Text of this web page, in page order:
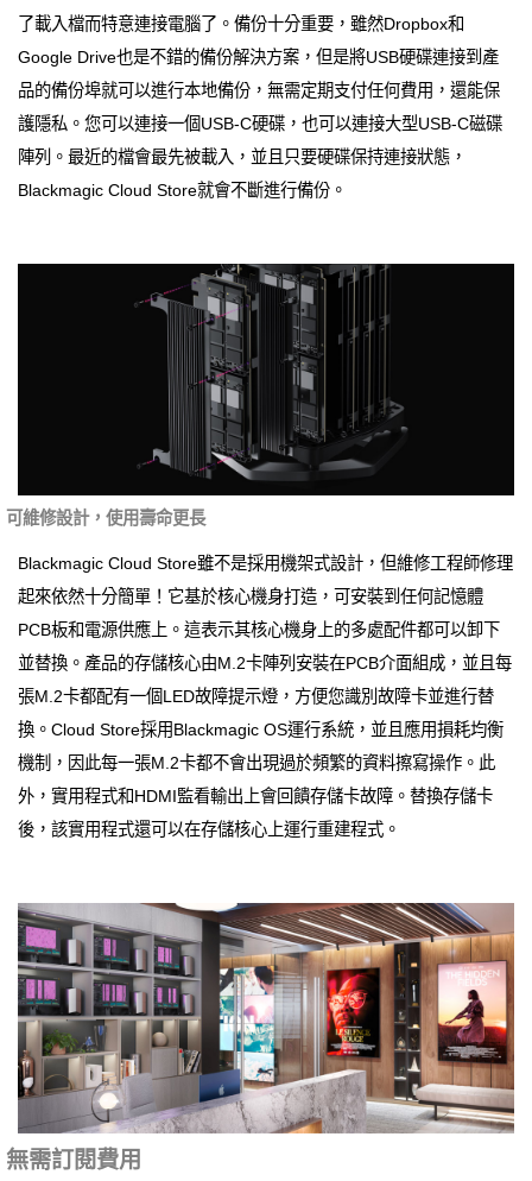
了載入檔而特意連接電腦了。備份十分重要，雖然Dropbox和
Google Drive也是不錯的備份解決方案，但是將USB硬碟連接到產
品的備份埠就可以進行本地備份，無需定期支付任何費用，還能保
護隱私。您可以連接一個USB-C硬碟，也可以連接大型USB-C磁碟
陣列。最近的檔會最先被載入，並且只要硬碟保持連接狀態，
Blackmagic Cloud Store就會不斷進行備份。
可維修設計，使用壽命更長
Blackmagic Cloud Store雖不是採用機架式設計，但維修工程師修理
起來依然十分簡單！它基於核心機身打造，可安裝到任何記憶體
PCB板和電源供應上。這表示其核心機身上的多處配件都可以卸下
並替換。產品的存儲核心由M.2卡陣列安裝在PCB介面組成，並且每
張M.2卡都配有一個LED故障提示燈，方便您識別故障卡並進行替
換。Cloud Store採用Blackmagic OS運行系統，並且應用損耗均衡
機制，因此每一張M.2卡都不會出現過於頻繁的資料擦寫操作。此
外，實用程式和HDMI監看輸出上會回饋存儲卡故障。替換存儲卡
後，該實用程式還可以在存儲核心上運行重建程式。
無需訂閱費用